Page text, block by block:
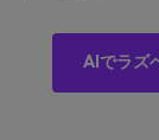
AIでラズ